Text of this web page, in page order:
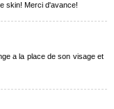
skin! Merci d'avance!
a la place de son visage et